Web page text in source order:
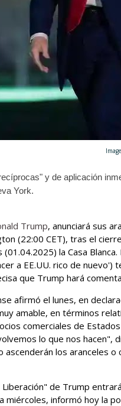
y de aplicación
York.
Trump, anunciará sus
(22:00 CET), tras el
la Casa
a EE.UU. rico de nuevo')
que Trump hará
afirmó el lunes, en
amable, en términos
comerciales de
lo que nos hacen",
ascenderán los aranceles
de Trump
miércoles, informó hoy la